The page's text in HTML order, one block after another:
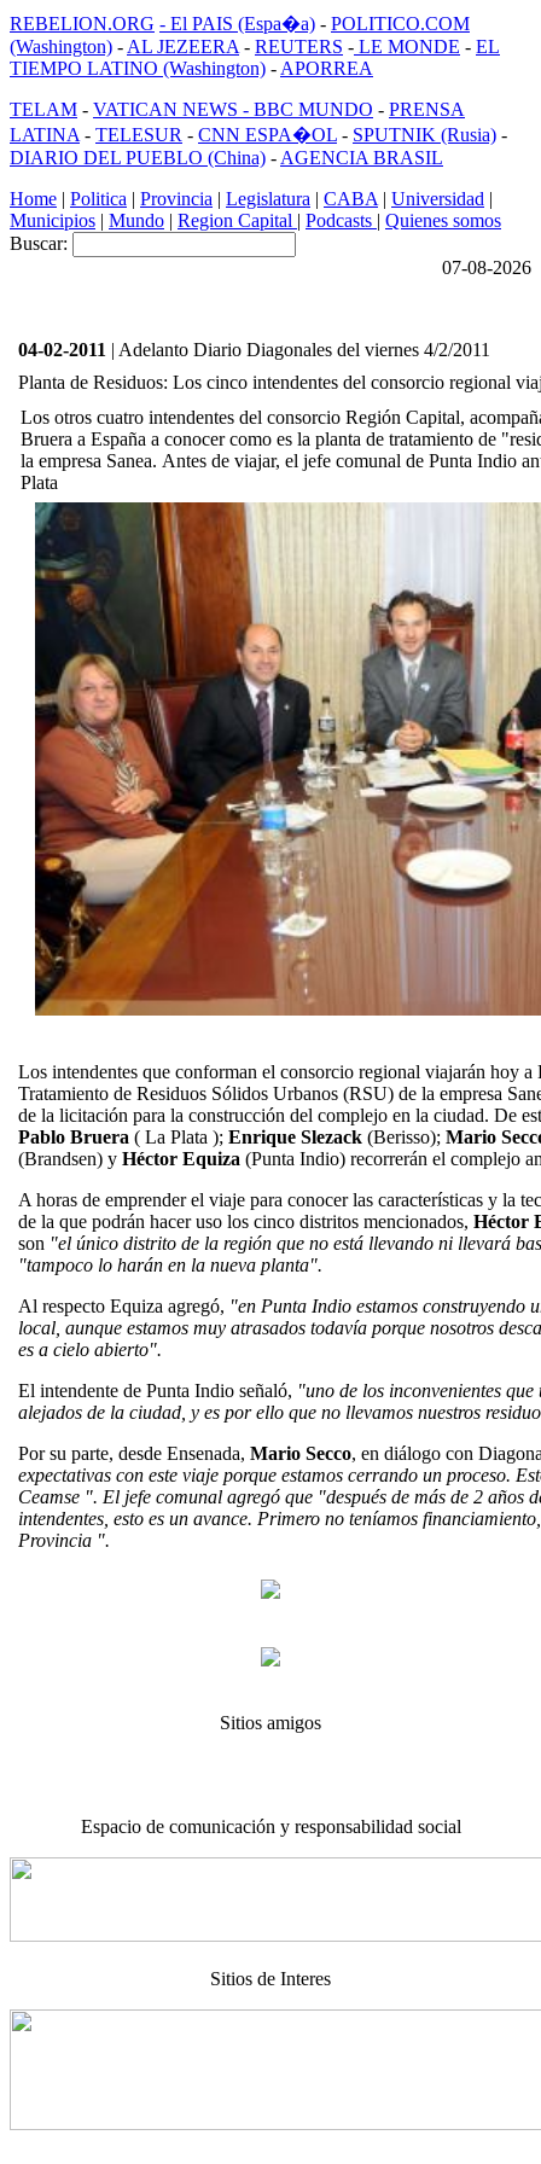
REBELION.ORG - El PAIS (Espa�a) - POLITICO.COM
(Washington) - AL JEZEERA - REUTERS - LE MONDE - EL
TIEMPO LATINO (Washington) - APORREA
TELAM - VATICAN NEWS - BBC MUNDO - PRENSA
LATINA - TELESUR - CNN ESPA�OL - SPUTNIK (Rusia) -
DIARIO DEL PUEBLO (China) - AGENCIA BRASIL
Home | Politica | Provincia | Legislatura | CABA | Universidad |
Municipios | Mundo | Region Capital | Podcasts | Quienes somos
Buscar:
07-08-2026
04-02-2011 | Adelanto Diario Diagonales del viernes 4/2/2011
Planta de Residuos: Los cinco intendentes del consorcio regional
Los otros cuatro intendentes del consorcio Región Capital,
Bruera a España a conocer como es la planta de tratamiento de
la empresa Sanea. Antes de viajar, el jefe comunal de Punta Indio
Plata
Los intendentes que conforman el consorcio regional viajarán hoy a
Tratamiento de Residuos Sólidos Urbanos (RSU) de la empresa
de la licitación para la construcción del complejo en la ciudad. De
Pablo Bruera ( La Plata ); Enrique Slezack (Berisso); Mario
(Brandsen) y Héctor Equiza (Punta Indio) recorrerán el complejo
A horas de emprender el viaje para conocer las características y la
de la que podrán hacer uso los cinco distritos mencionados, Héctor
son "el único distrito de la región que no está llevando ni llevará
"tampoco lo harán en la nueva planta".
Al respecto Equiza agregó, "en Punta Indio estamos construyendo
local, aunque estamos muy atrasados todavía porque nosotros
es a cielo abierto".
El intendente de Punta Indio señaló, "uno de los inconvenientes que
alejados de la ciudad, y es por ello que no llevamos nuestros
Por su parte, desde Ensenada, Mario Secco, en diálogo con
expectativas con este viaje porque estamos cerrando un proceso.
Ceamse ". El jefe comunal agregó que "después de más de 2 años
intendentes, esto es un avance. Primero no teníamos
Provincia ".
Sitios amigos
Espacio de comunicación y responsabilidad social
Sitios de Interes